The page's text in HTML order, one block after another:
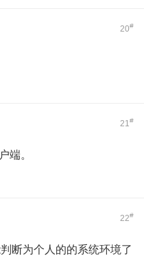
20#
21 #
端。
22#
断为个人的的系统环境了